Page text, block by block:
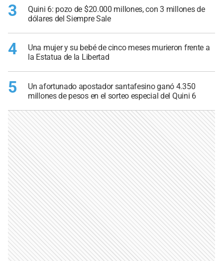
3
Quini 6: pozo de $20.000 millones, con 3 millones de
dólares del Siempre Sale
4
Una mujer y su bebé de cinco meses murieron frente a
la Estatua de la Libertad
5
Un afortunado apostador santafesino ganó 4.350
millones de pesos en el sorteo especial del Quini 6